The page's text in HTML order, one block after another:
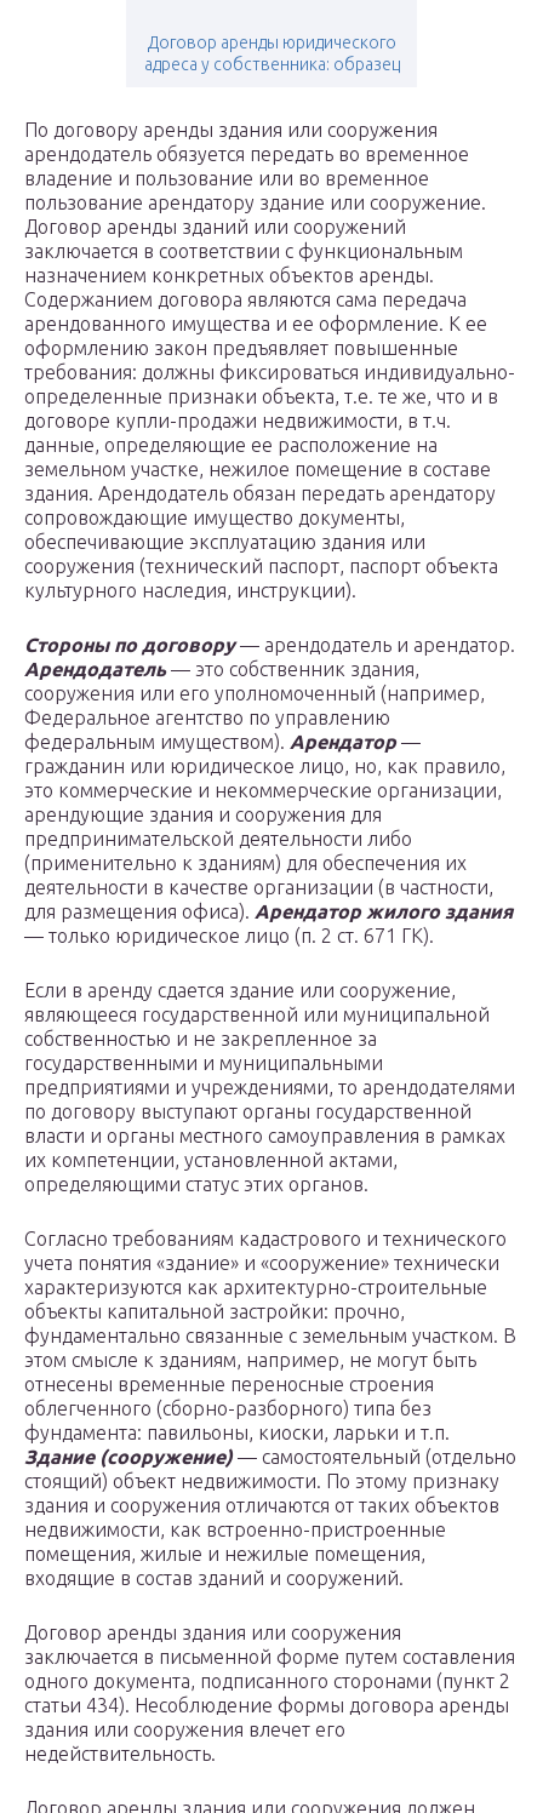
Договор аренды юридического
адреса у собственника: образец
По договору аренды здания или сооружения
арендодатель обязуется передать во временное
владение и пользование или во временное
пользование арендатору здание или сооружение.
Договор аренды зданий или сооружений
заключается в соответствии с функциональным
назначением конкретных объектов аренды.
Содержанием договора являются сама передача
арендованного имущества и ее оформление. К ее
оформлению закон предъявляет повышенные
требования: должны фиксироваться индивидуально-
определенные признаки объекта, т.е. те же, что и в
договоре купли-продажи недвижимости, в т.ч.
данные, определяющие ее расположение на
земельном участке, нежилое помещение в составе
здания. Арендодатель обязан передать арендатору
сопровождающие имущество документы,
обеспечивающие эксплуатацию здания или
сооружения (технический паспорт, паспорт объекта
культурного наследия, инструкции).
Стороны по договору— арендодатель и арендатор.
Арендодатель— это собственник здания,
сооружения или его уполномоченный (например,
Федеральное агентство по управлению
федеральным имуществом). Арендатор—
гражданин или юридическое лицо, но, как правило,
это коммерческие и некоммерческие организации,
арендующие здания и сооружения для
предпринимательской деятельности либо
(применительно к зданиям) для обеспечения их
деятельности в качестве организации (в частности,
для размещения офиса). Арендатор жилого здания
— только юридическое лицо (п. 2 ст. 671 ГК).
Если в аренду сдается здание или сооружение,
являющееся государственной или муниципальной
собственностью и не закрепленное за
государственными и муниципальными
предприятиями и учреждениями, то арендодателями
по договору выступают органы государственной
власти и органы местного самоуправления в рамках
их компетенции, установленной актами,
определяющими статус этих органов.
Согласно требованиям кадастрового и технического
учета понятия «здание» и «сооружение» технически
характеризуются как архитектурно-строительные
объекты капитальной застройки: прочно,
фундаментально связанные с земельным участком. В
этом смысле к зданиям, например, не могут быть
отнесены временные переносные строения
облегченного (сборно-разборного) типа без
фундамента: павильоны, киоски, ларьки и т.п.
Здание (сооружение)— самостоятельный (отдельно
стоящий) объект недвижимости. По этому признаку
здания и сооружения отличаются от таких объектов
недвижимости, как встроенно-пристроенные
помещения, жилые и нежилые помещения,
входящие в состав зданий и сооружений.
Договор аренды здания или сооружения
заключается в письменной форме путем составления
одного документа, подписанного сторонами (пункт 2
статьи 434). Несоблюдение формы договора аренды
здания или сооружения влечет его
недействительность.
Договор аренды здания или сооружения должен